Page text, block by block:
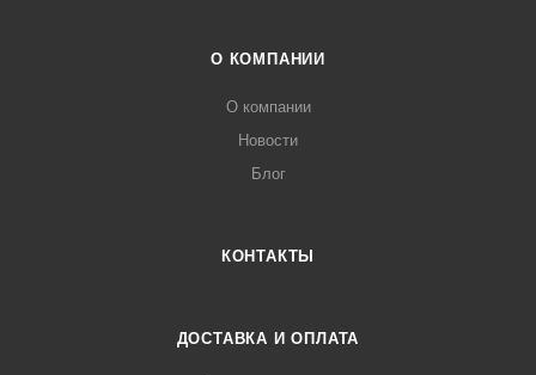
О КОМПАНИИ
О компании
Новости
Блог
КОНТАКТЫ
ДОСТАВКА И ОПЛАТА